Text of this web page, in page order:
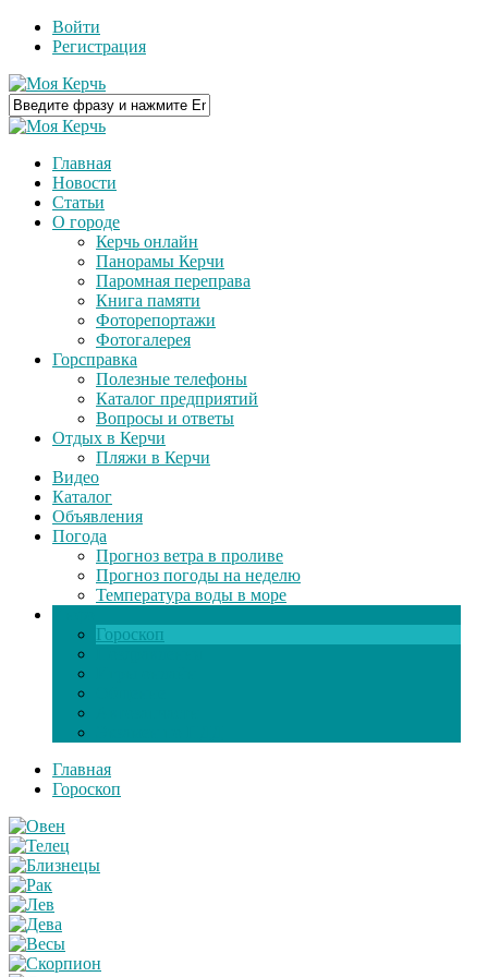
Войти
Регистрация
Главная
Новости
Статьи
О городе
Керчь онлайн
Панорамы Керчи
Паромная переправа
Книга памяти
Фоторепортажи
Фотогалерея
Горсправка
Полезные телефоны
Каталог предприятий
Вопросы и ответы
Отдых в Керчи
Пляжи в Керчи
Видео
Каталог
Объявления
Погода
Прогноз ветра в проливе
Прогноз погоды на неделю
Температура воды в море
Гороскоп
Главная
Гороскоп